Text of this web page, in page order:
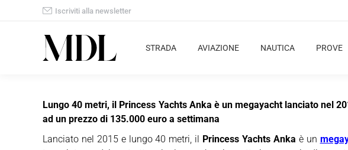
Iscriviti alla newsletter
STRADA AVIAZIONE NAUTICA PROVE
Lungo 40 metri, il Princess Yachts Anka è un megayacht lanciato nel
ad un prezzo di 135.000 euro a settimana
Lanciato nel 2015 e lungo 40 metri, il Princess Yachts Anka è un